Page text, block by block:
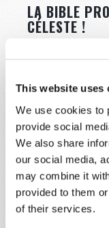
This website uses
We use cookies to
provide social
We also share
our social media,
may combine it
provided to them
of their services.
LA BIBLE
CÉLESTE !
puissantque tout
Satan le diable
cieux ! Une
de Dieu et
12 :7décrit
dans le ciel.
le dragon. Et le